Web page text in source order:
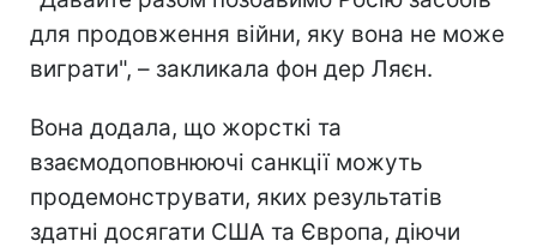
для продовження війни, яку вона не може
виграти", – закликала фон дер Ляєн.
Вона додала, що жорсткі та
взаємодоповнюючі санкції можуть
продемонструвати, яких результатів
здатні досягати США та Європа, діючи